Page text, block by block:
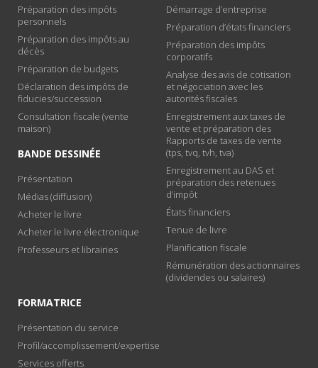
Préparation des impôts
personnels
Préparation des impôts au
décès
Préparation de budgets
Déclaration des impôts de
fiducies/succession
Consultation fiscale (vente
maison)
BANDE DESSINÉE
Présentation
Médias (diffusion)
Acheter le livre
Acheter le livre électronique
Professeurs et librairies
Démarrage d’entreprise
Préparation d’états financiers
Préparation des impôts
corporatifs
Analyse des avis de cotisation
et négociation avec les
autorités fiscales
Enregistrement aux taxes de
vente et préparation des
Rapports de taxes de vente
(tps, tvq, tvh, tva)
Enregistrement au DAS et
préparation des retenues
d’impôt
États financiers
Tenue de livre
Planification fiscale
Rémunération des actionnaires
(dividendes ou salaires)
FORMATRICE
Présentation du service
Profil/accomplissement/expertise
Services offerts